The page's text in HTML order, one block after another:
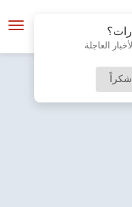
العاجلة
شكراً